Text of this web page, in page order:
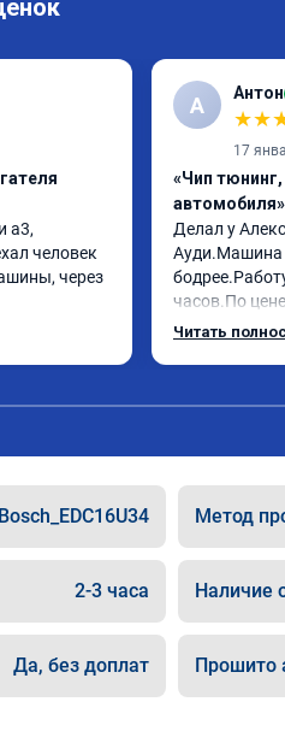
а3,
человек
через
машинка по
еще раз
А Антон
★★
17
«Чип
автомобиля»
Делал у
Ауди.Машина
часов.По
как
Читать
Bosch_EDC16U34 Метод
2-3 часа Наличие
Да, без доплат Прошито